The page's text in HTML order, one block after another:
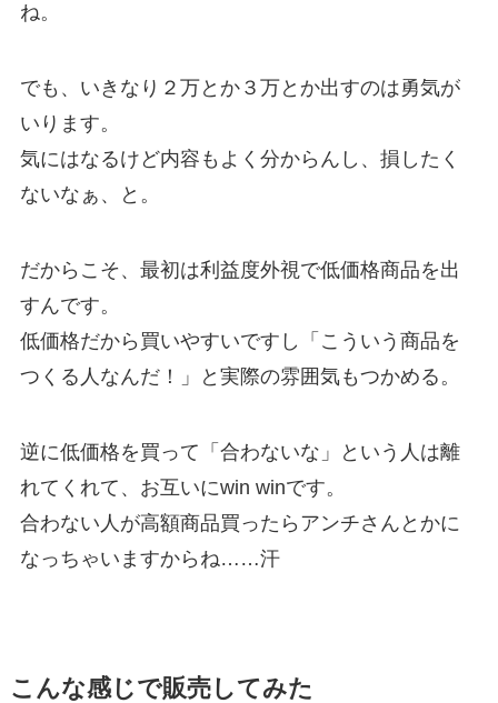
ね。
でも、いきなり２万とか３万とか出すのは勇気が
いります。
気にはなるけど内容もよく分からんし、損したく
ないなぁ、と。
だからこそ、最初は利益度外視で低価格商品を出
すんです。
低価格だから買いやすいですし「こういう商品を
つくる人なんだ！」と実際の雰囲気もつかめる。
逆に低価格を買って「合わないな」という人は離
れてくれて、お互いにwin winです。
合わない人が高額商品買ったらアンチさんとかに
なっちゃいますからね……汗
こんな感じで販売してみた